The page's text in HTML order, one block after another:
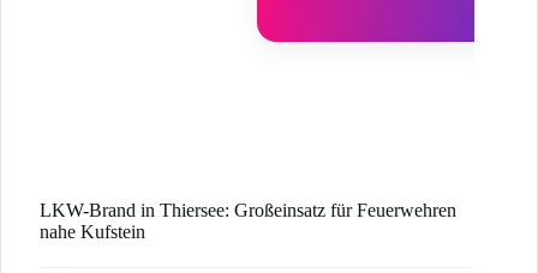
LKW-Brand in Thiersee: Großeinsatz für Feuerwehren
nahe Kufstein